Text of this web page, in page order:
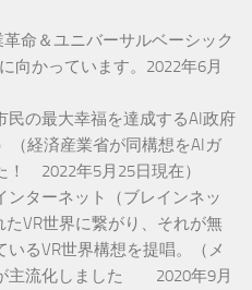
命＆ユニバーサルベーシック
向かっています。2022年6月
の最大幸福を達成するAI政府
（経済産業省が同構想をAIガ
！ 2022年5月25日現在）
ターネット（ブレインネッ
たVR世界に繋がり、それが無
るVR世界構想を提唱。（メ
主流化しました 2020年9月